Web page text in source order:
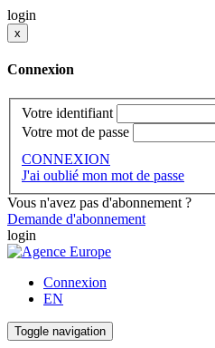
login
x
Connexion
Votre identifiant
Votre mot de passe
CONNEXION
J'ai oublié mon mot de passe
Vous n'avez pas d'abonnement ?
Demande d'abonnement
login
Connexion
EN
Toggle navigation